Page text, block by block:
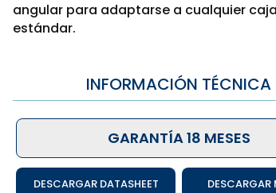
angular para adaptarse a cualquier
estándar.
INFORMACIÓN TÉCNICA
GARANTÍA 18 MESES
DESCARGAR DATASHEET DESCARGAR